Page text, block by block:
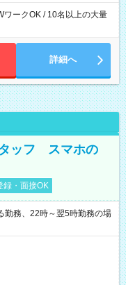
ワークOK / 10名以上の大量
詳細へ
タッフ スマホの
録・面接OK
務、22時～翌5時勤務の場